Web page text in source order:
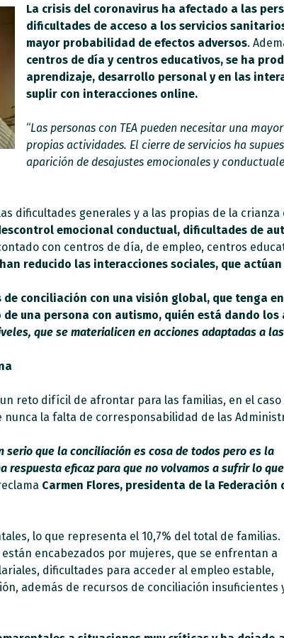
La crisis del coronavirus ha afectado a las
dificultades de acceso a los servicios
mayor probabilidad de efectos adversos.
centros de día y centros educativos, se ha
aprendizaje, desarrollo personal y en las
suplir con interacciones online.
“Las personas con TEA pueden necesitar una
propias actividades. El cierre de servicios ha
aparición de desajustes emocionales y c
dificultades generales y a las propias de la
emocional conductual, dificultades de
con centros de día, de empleo, centros
han reducido las interacciones sociales, que
de conciliación con una visión global, que tenga
una persona con autismo, quién está dando
que se materialicen en acciones adaptadas a
reto difícil de afrontar para las familias, en el
la falta de corresponsabilidad de las
serio que la conciliación es cosa de todos pero es la
respuesta eficaz para que no volvamos a sufrir lo que
Carmen Flores, presidenta de la Federación
lo que representa el 10,7% del total de familias.
están encabezados por mujeres, que se enfrentan a
dificultades para acceder al empleo estable,
además de recursos de conciliación insuficientes